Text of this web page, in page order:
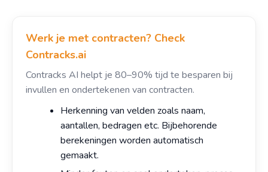
Werk je met contracten? Check
Contracks.ai
Contracks AI helpt je 80–90% tijd te besparen bij
invullen en ondertekenen van contracten.
Herkenning van velden zoals naam,
aantallen, bedragen etc. Bijbehorende
berekeningen worden automatisch
gemaakt.